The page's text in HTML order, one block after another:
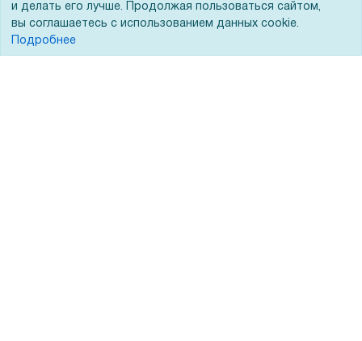
Помощь
и делать его лучше. Продолжая пользоваться сайтом,
вы соглашаетесь с использованием данных cookie.
Подробнее